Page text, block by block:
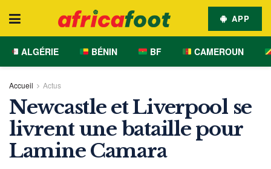
APP
ALGÉRIE BÉNIN BF CAMEROUN
Accueil Actus
Newcastle et Liverpool se
livrent une bataille pour
Lamine Camara